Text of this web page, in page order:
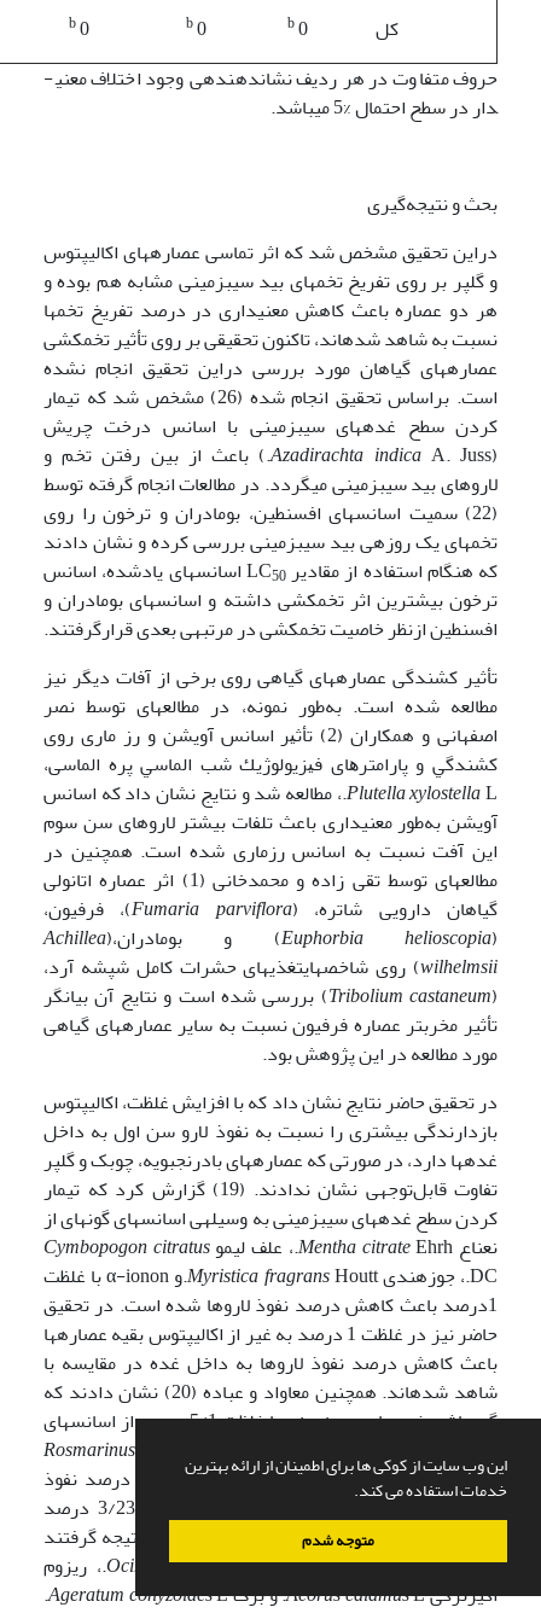
این وب سایت از کوکی ها برای اطمینان از ارائه بهترین
خدمات استفاده می کند.
متوجه شدم
کل
b0
b0
b0
حروف متفاوت در هر ردیف نشان­دهنده­ی وجود اختلاف معنی­
دار در سطح احتمال %5 می­باشد.
بحث و نتیجه‌گیری
دراین تحقیق مشخص شد که اثر تماسی عصاره­های اکالیپتوس
و گلپر بر روی تفریخ تخم­های بید سیب­زمینی مشابه هم بوده و
هر دو عصاره باعث کاهش معنی­داری در درصد تفریخ تخم­ها
نسبت به شاهد شده­اند، تاکنون تحقیقی بر روی تأثیر تخم­کشی
عصاره­های گیاهان مورد بررسی دراین تحقیق انجام نشده
است. براساس تحقیق انجام شده (26) مشخص شد که تیمار
کردن سطح غده­های سیب­زمینی با اسانس درخت چریش
(
Azadirachta indica
A. Juss.) باعث از بین رفتن تخم و
لاروهای بید سیب­زمینی می­گردد. در مطالعات انجام گرفته توسط
(22) سمیت اسانس­های افسنطین، بومادران و ترخون را روی
تخم­های یک روزه­ی بید سیب­زمینی بررسی کرده و نشان دادند
که هنگام استفاده از مقادیر LC50
اسانس­های یادشده، اسانس
ترخون بیشترین اثر تخم­کشی داشته و اسانس­های بومادران و
افسنطین ازنظر خاصیت تخم­کشی در مرتبه­ی بعدی قرارگرفتند.
تأثیر کشندگی عصاره­های گیاهی روی برخی از آفات دیگر نیز
مطالعه شده است. به‌طور نمونه، در مطالعه­ای توسط نصر
اصفهانی و همکاران (2) ﺗﺄﺛﻴﺮ اﺳﺎﻧﺲ آوﻳﺸﻦ و رز ﻣﺎری روی
ﻛﺸﻨﺪﮔﻲ و ﭘﺎراﻣﺘﺮﻫﺎی ﻓﻴﺰﻳﻮﻟﻮژﻳﻚ ﺷﺐ اﻟﻤﺎﺳﻲ ﭘﺮه­ الماسی،
Plutellaxylostella
L.، مطالعه شد و نتایج نشان داد که اسانس
آویشن به‌طور معنی­داری باعث تلفات بیشتر لاروهای سن سوم
این آفت نسبت به اسانس رزماری شده است. همچنین در
مطالعه­ای توسط تقی زاده و محمدخانی (1) اثر عصاره اتانولی
گیاهان دارویی شاتره، (Fumaria parviflora)، فرفیون،
(
Euphorbia helioscopia) و بومادران،(Achillea
wilhelmsii) روی شاخص­هایتغذیه­ای حشرات کامل شپشه آرد،
(
Tribolium castaneum) بررسی شده است و نتایج آن بیانگر
تأثیر مخرب­تر عصاره فرفیون نسبت به سایر عصاره­های گیاهی
مورد مطالعه در این پژوهش بود.
در تحقیق حاضر نتایج نشان داد که با افزایش غلظت، اکالیپتوس
بازدارندگی بیشتری را نسبت به نفوذ لارو سن اول به داخل
غده­ها دارد، در صورتی که عصاره­های بادرنجبویه، چوبک و گلپر
تفاوت قابل‌توجهی نشان ندادند. (19) گزارش کرد که تیمار
کردن سطح غده­های سیب­زمینی به وسیله­ی اسانس­های گونه­ای از
نعناع
Mentha citrateEhrh.، علف لیمو
Cymbopogon citratus
DC.، جوزهندی
Myristica fragrans
Houtt.و α-ionon با غلظت
1درصد باعث کاهش درصد نفوذ لاروها شده است. در تحقیق
حاضر نیز در غلظت 1 درصد به غیر از اکالیپتوس بقیه عصاره­ها
باعث کاهش درصد نفوذ لاروها به داخل غده در مقایسه با
شاهد شده­اند. همچنین معاواد و عباده (20) نشان دادند که
گردپاشی غده­های سیب­زمینی با غلظت 5/1 درصد از اسانس­های
Rosmarinus
officinalisL. مخلوط شده با پودر تالک توانست درصد نفوذ
لاروهای بید سیب­زمینی را به ترتیب تا 3/13 و 3/23 درصد
کاهش دهد (23). رفیعی دستجردی و همکاران نتیجه گرفتند
که عصاره­های دانه­ی ریحان Ocimum basilicumL.، ریزوم
اگیرترکی Acorus calamusL. و برگ Ageratum conyzoides
L.